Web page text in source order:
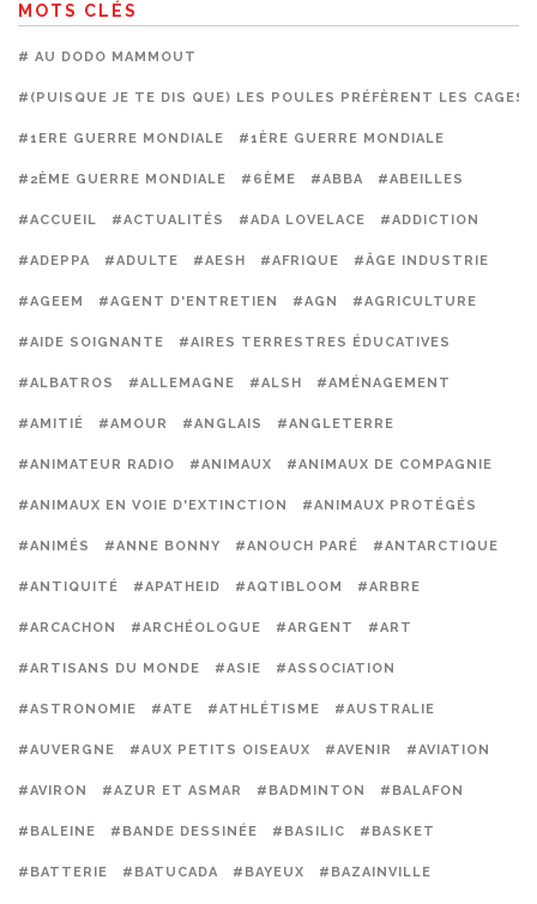
MOTS CLÉS
# AU DODO MAMMOUT
#(PUISQUE JE TE DIS QUE) LES POULES PRÉFÈRENT LES CAGES
#1ERE GUERRE MONDIALE #1ÈRE GUERRE MONDIALE
#2ÈME GUERRE MONDIALE #6ÈME #ABBA #ABEILLES
#ACCUEIL #ACTUALITÉS #ADA LOVELACE #ADDICTION
#ADEPPA #ADULTE #AESH #AFRIQUE #ÂGE INDUSTRIE
#AGEEM #AGENT D'ENTRETIEN #AGN #AGRICULTURE
#AIDE SOIGNANTE #AIRES TERRESTRES ÉDUCATIVES
#ALBATROS #ALLEMAGNE #ALSH #AMÉNAGEMENT
#AMITIÉ #AMOUR #ANGLAIS #ANGLETERRE
#ANIMATEUR RADIO #ANIMAUX #ANIMAUX DE COMPAGNIE
#ANIMAUX EN VOIE D'EXTINCTION #ANIMAUX PROTÉGÉS
#ANIMÉS #ANNE BONNY #ANOUCH PARÉ #ANTARCTIQUE
#ANTIQUITÉ #APATHEID #AQTIBLOOM #ARBRE
#ARCACHON #ARCHÉOLOGUE #ARGENT #ART
#ARTISANS DU MONDE #ASIE #ASSOCIATION
#ASTRONOMIE #ATE #ATHLÉTISME #AUSTRALIE
#AUVERGNE #AUX PETITS OISEAUX #AVENIR #AVIATION
#AVIRON #AZUR ET ASMAR #BADMINTON #BALAFON
#BALEINE #BANDE DESSINÉE #BASILIC #BASKET
#BATTERIE #BATUCADA #BAYEUX #BAZAINVILLE